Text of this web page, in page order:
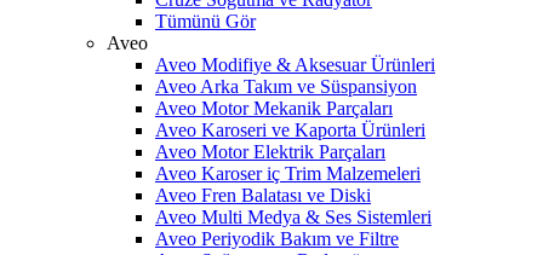
Tümünü Gör
Aveo
Aveo Modifiye & Aksesuar Ürünleri
Aveo Arka Takım ve Süspansiyon
Aveo Motor Mekanik Parçaları
Aveo Karoseri ve Kaporta Ürünleri
Aveo Motor Elektrik Parçaları
Aveo Karoser iç Trim Malzemeleri
Aveo Fren Balatası ve Diski
Aveo Multi Medya & Ses Sistemleri
Aveo Periyodik Bakım ve Filtre